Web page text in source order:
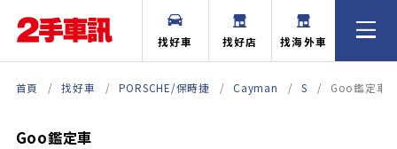
找好車 找好店 找海外車
首頁 找好車 PORSCHE/保時捷 Cayman S Goo鑑定車
Goo鑑定車